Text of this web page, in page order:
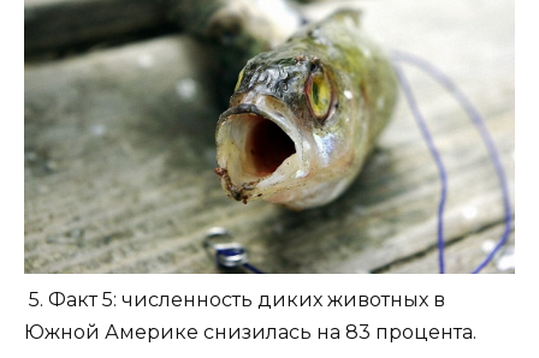
5. Факт 5: численность диких животных в
Южной Америке снизилась на 83 процента.